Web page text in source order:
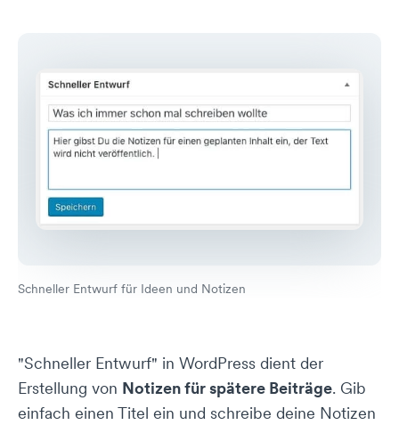
Schneller Entwurf für Ideen und Notizen
"Schneller Entwurf" in WordPress dient der
Erstellung von Notizen für spätere Beiträge. Gib
einfach einen Titel ein und schreibe deine Notizen